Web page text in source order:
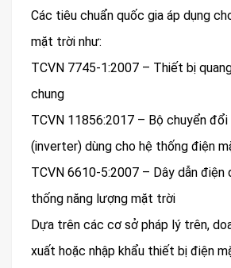
Các tiêu chuẩn quốc gia áp dụng
mặt trời như:
TCVN 7745-1:2007 – Thiết bị
chung
TCVN 11856:2017 – Bộ chuyển đổi
(inverter) dùng cho hệ thống điện
TCVN 6610-5:2007 – Dây dẫn điện
thống năng lượng mặt trời
Dựa trên các cơ sở pháp lý trên,
xuất hoặc nhập khẩu thiết bị điện